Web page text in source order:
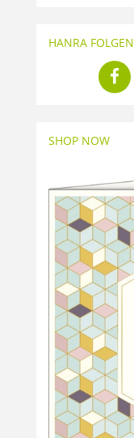
HANRA FOLGEN
SHOP NOW